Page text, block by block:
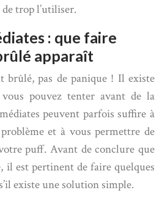
trop l’utiliser.
: que faire
apparaît
pas de panique ! Il existe
pouvez tenter avant de la
peuvent parfois suffire à
et à vous permettre de
puff. Avant de conclure que
il est pertinent de faire quelques
existe une solution simple.